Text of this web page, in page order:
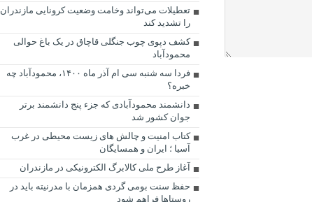
تعطیلات می‌تواند وخامت وضعیت کرونایی مازندران
را تشدید کند
کشف دپوی چوب جنگلی قاچاق در یک باغ حوالی
محمودآباد
فردا سه شنبه سی ام آذر ماه ۱۴۰۰، محمودآباد چه
خبره؟
دانشمند محمودآبادی که جزء پنج دانشمند برتر
جوان کشور شد
کتاب امنیت و چالش های زیست محیطی در غرب
آسیا ؛ ایران و همسایگان
آغاز طرح ملی کالابرگ الکترونیکی در مازندران
حفظ سنت بومی گردی همزمان با مدرنیته باید در
روستاها فراهم شود